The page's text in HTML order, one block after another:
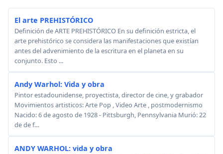
El arte PREHISTÓRICO
Definición de ARTE PREHISTÓRICO En su definición estricta, el
arte prehistórico se considera las manifestaciones que existían
antes del advenimiento de la escritura en el planeta en su
conjunto. Esto ...
Andy Warhol: Vida y obra
Pintor estadounidense, proyectista, director de cine, y grabador
Movimientos artisticos: Arte Pop , Video Arte , postmodernismo
Nacido: 6 de agosto de 1928 - Pittsburgh, Pennsylvania Murió: 22
de de f...
ANDY WARHOL: vida y obra